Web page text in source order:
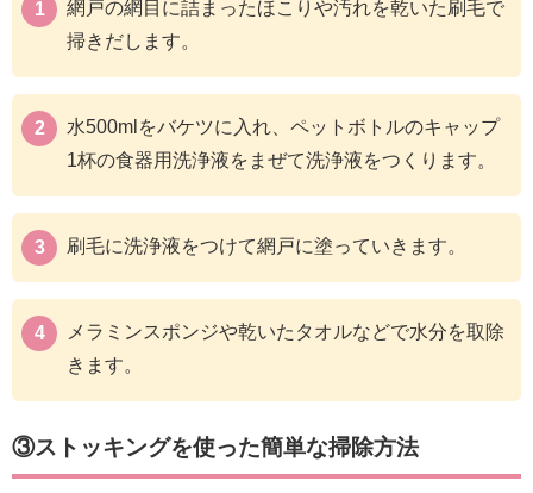
網戸の網目に詰まったほこりや汚れを乾いた刷毛で
掃きだします。
水500mlをバケツに入れ、ペットボトルのキャップ
1杯の食器用洗浄液をまぜて洗浄液をつくります。
刷毛に洗浄液をつけて網戸に塗っていきます。
メラミンスポンジや乾いたタオルなどで水分を取除
きます。
③ストッキングを使った簡単な掃除方法